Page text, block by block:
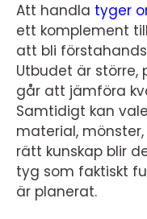
Att handla tyger
ett komplement
att bli
Utbudet är
går att jämföra
Samtidigt kan
material,
rätt kunskap blir
tyg som faktiskt
är planerat.